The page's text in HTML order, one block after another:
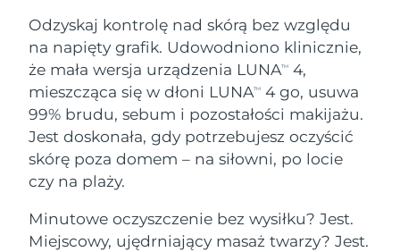
Odzyskaj kontrolę nad skórą bez względu
na napięty grafik. Udowodniono klinicznie,
że mała wersja urządzenia LUNATM
4,
mieszcząca się w dłoni LUNATM
4 go, usuwa
99% brudu, sebum i pozostałości makijażu.
Jest doskonała, gdy potrzebujesz oczyścić
skórę poza domem – na siłowni, po locie
czy na plaży.
Minutowe oczyszczenie bez wysiłku? Jest.
Miejscowy, ujędrniający masaż twarzy? Jest.
Anti-aging massage
LUNA™ 4 Plus
Massage, LED heating
LUNA™ 4 Men
For men, anti-aging massage
Microcurrent toning
BEAR™ 2 go
Microcurrent toning on-the-go
BEAR™ 2 eyes & lips
Microcurrent line smoothing device
Nawilżenie
UFO™ 3 zestaw
Deep facial hydration
Near-infrared and red light therapy
device
Pielęgnacja jamy
ustnej
issa™ 4
Hybrid silicone sonic toothbrush
issa™ 4 plus
Smart hybrid silicone sonic toothbrush
FAQ™ ZABIEG ANTI-AGING
Anti-aging Zabiegi LED
Bahrajn
Oczekiwany czas dostawy
8/11/26
Belgia
Oczekiwany czas dostawy
8/10/26
Bermudy
Oczekiwany czas dostawy
8/16/26
Bośnia i
Oczekiwany czas dostawy